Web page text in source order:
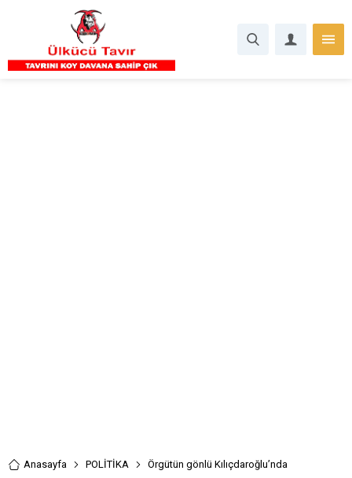
Anasayfa POLİTİKA Örgütün gönlü Kılıçdaroğlu’nda